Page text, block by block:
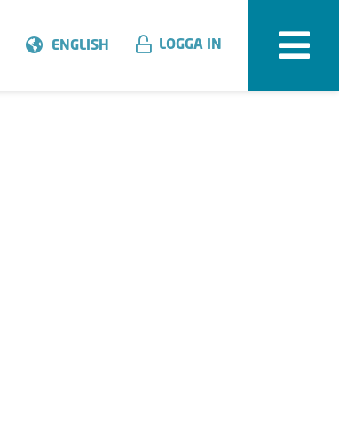
ENGLISH LOGGA IN